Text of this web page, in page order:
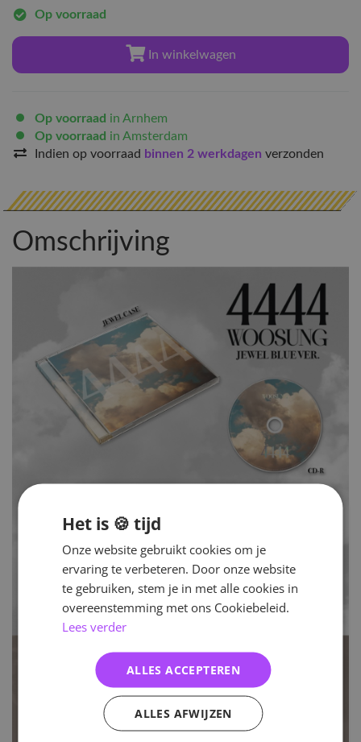
Op voorraad
In winkelwagen
Op voorraad in Arnhem
Op voorraad in Amsterdam
Indien op voorraad binnen 2 werkdagen verzonden
Omschrijving
Het is 🍪 tijd
Onze website gebruikt cookies om je
ervaring te verbeteren. Door onze website
te gebruiken, stem je in met alle cookies in
overeenstemming met ons Cookiebeleid.
Lees verder
ALLES ACCEPTEREN
ALLES AFWIJZEN